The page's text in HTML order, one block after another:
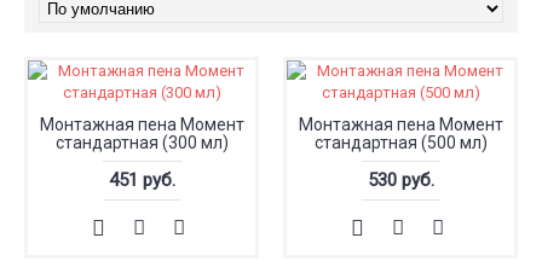
Mонтажная пена Момент
стандартная (300 мл)
451 руб.
Mонтажная пена Момент
стандартная (500 мл)
530 руб.